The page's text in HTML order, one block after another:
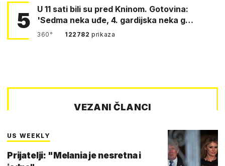
5
U 11 sati bili su pred Kninom. Gotovina:
'Sedma neka uđe, 4. gardijska neka g…
360° 122782prikaza
VEZANI ČLANCI
US WEEKLY
Prijatelji: "Melania je nesretna i